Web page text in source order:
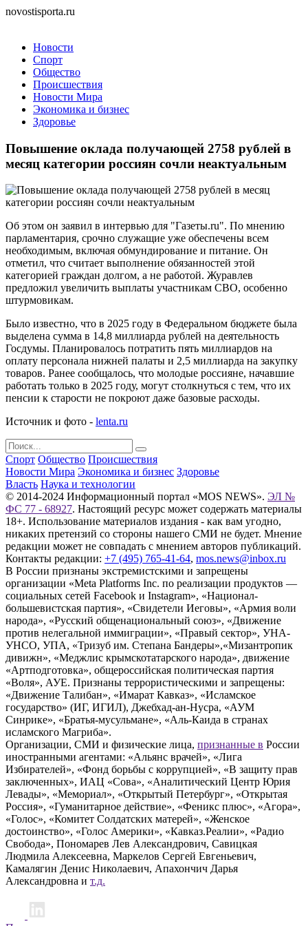
novostisporta.ru
Новости
Спорт
Общество
Происшествия
Новости Мира
Экономика и бизнес
Здоровье
Повышение оклада получающей 2758 рублей в
месяц категории россиян сочли неактуальным
Об этом он заявил в интервью для "Газеты.ru". По мнению
парламентария, срочно служащие уже обеспечены всем
необходимым, включая обмундирование и питание. Он
отметил, что считает выполнение обязанностей этой
категорией граждан долгом, а не работой. Журавлев
предложил увеличить выплаты участникам СВО, особенно
штурмовикам.
Было известно, что в 2025 году в Федеральном бюджете была
выделена сумма в 14,8 миллиарда рублей на деятельность
Госдумы. Планировалось потратить пять миллиардов на
оплату персонала нижней палаты и 2,5 миллиарда на закупку
товаров. Ранее сообщалось, что молодые россияне, начавшие
работать только в 2025 году, могут столкнуться с тем, что их
пенсии к старости не покроют даже базовые расходы.
Источник и фото - lenta.ru
Спорт Общество Происшествия
Новости Мира Экономика и бизнес Здоровье
Власть Наука и технологии
© 2014-2024 Информационный портал «MOS NEWS». ЭЛ №
ФС 77 - 68927. Настоящий ресурс может содержать материалы
18+. Использование материалов издания - как вам угодно,
никаких претензий со стороны нашего СМИ не будет. Мнение
редакции может не совпадать с мнением авторов публикаций.
Контакты редакции: +7 (495) 765-41-64, mos.news@inbox.ru
В России признаны экстремистскими и запрещены
организации «Meta Platforms Inc. по реализации продуктов —
социальных сетей Facebook и Instagram», «Национал-
большевистская партия», «Свидетели Иеговы», «Армия воли
народа», «Русский общенациональный союз», «Движение
против нелегальной иммиграции», «Правый сектор», УНА-
УНСО, УПА, «Тризуб им. Степана Бандеры»,«Мизантропик
дивижн», «Меджлис крымскотатарского народа», движение
«Артподготовка», общероссийская политическая партия
«Воля», АУЕ. Признаны террористическими и запрещены:
«Движение Талибан», «Имарат Кавказ», «Исламское
государство» (ИГ, ИГИЛ), Джебхад-ан-Нусра, «АУМ
Синрике», «Братья-мусульмане», «Аль-Каида в странах
исламского Магриба».
Организации, СМИ и физические лица, признанные в России
иностранными агентами: «Альянс врачей», «Лига
Избирателей», «Фонд борьбы с коррупцией», «В защиту прав
заключенных», ИАЦ «Сова», «Аналитический Центр Юрия
Левады», «Мемориал», «Открытый Петербург», «Открытая
Россия», «Гуманитарное действие», «Феникс плюс», «Агора»,
«Голос», «Комитет Солдатских матерей», «Женское
достоинство», «Голос Америки», «Кавказ.Реалии», «Радио
Свобода», Пономарев Лев Александрович, Савицкая
Людмила Алексеевна, Маркелов Сергей Евгеньевич,
Камалягин Денис Николаевич, Апахончич Дарья
Александровна и т.д.